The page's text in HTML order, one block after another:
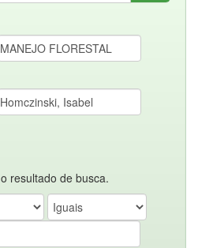
resultado de busca.